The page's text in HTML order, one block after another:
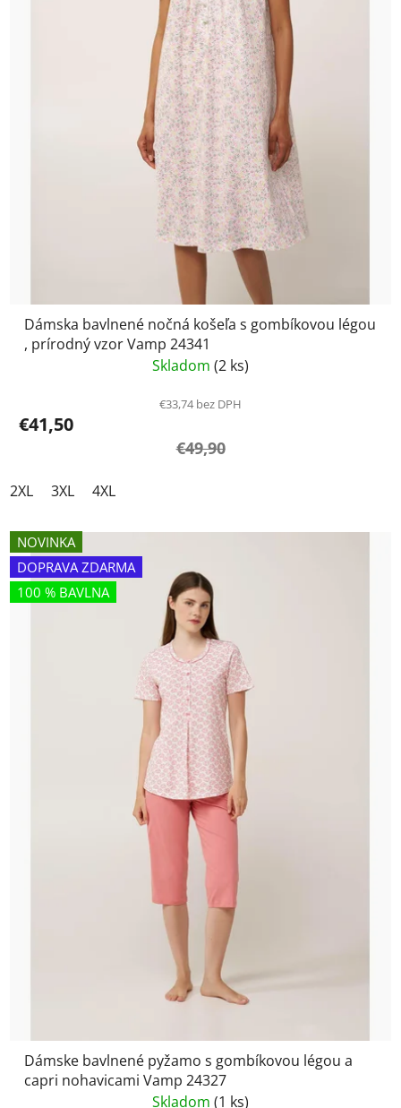
Dámska bavlnené nočná košeľa s gombíkovou légou
, prírodný vzor Vamp 24341
Skladom (2 ks)
€33,74 bez DPH
€41,50
€49,90
2XL 3XL 4XL
NOVINKA
DOPRAVA ZDARMA
100 % BAVLNA
Dámske bavlnené pyžamo s gombíkovou légou a
capri nohavicami Vamp 24327
Skladom (1 ks)